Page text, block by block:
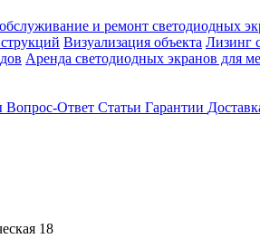
и ремонт светодиодных
Визуализация объекта Лизинг
Аренда светодиодных экранов для
Вопрос-Ответ Статьи Гарантии
18